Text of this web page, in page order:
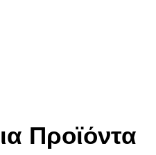
Προϊόντα